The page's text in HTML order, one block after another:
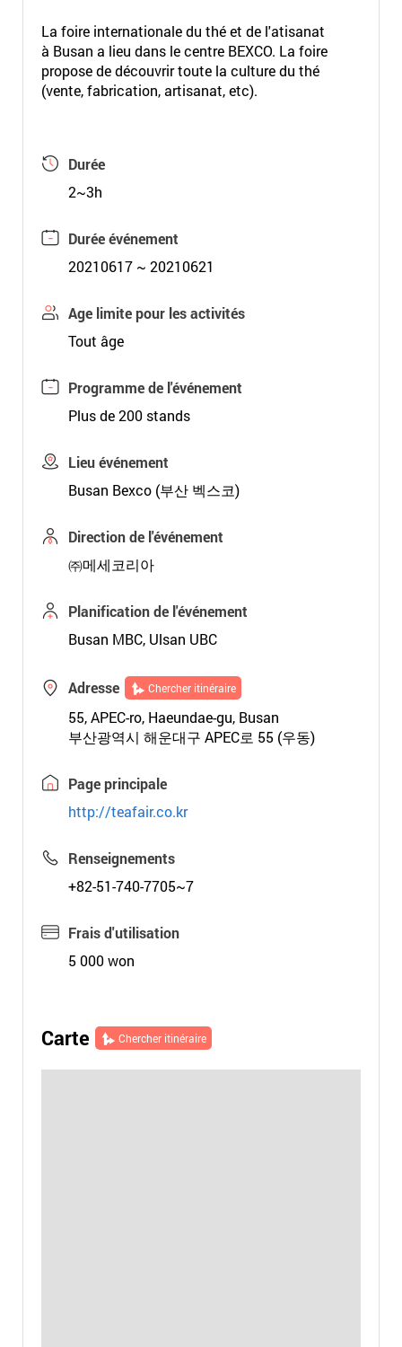
La foire internationale du thé et de l'atisanat
à Busan a lieu dans le centre BEXCO. La foire
propose de découvrir toute la culture du thé
(vente, fabrication, artisanat, etc).
Durée
2~3h
Durée événement
20210617 ~ 20210621
Age limite pour les activités
Tout âge
Programme de l'événement
Plus de 200 stands
Lieu événement
Busan Bexco (부산 벡스코)
Direction de l'événement
㈜메세코리아
Planification de l'événement
Busan MBC, Ulsan UBC
Adresse Chercher itinéraire
55, APEC-ro, Haeundae-gu, Busan
부산광역시 해운대구 APEC로 55 (우동)
Page principale
http://teafair.co.kr
Renseignements
+82-51-740-7705~7
Frais d'utilisation
5 000 won
Carte Chercher itinéraire